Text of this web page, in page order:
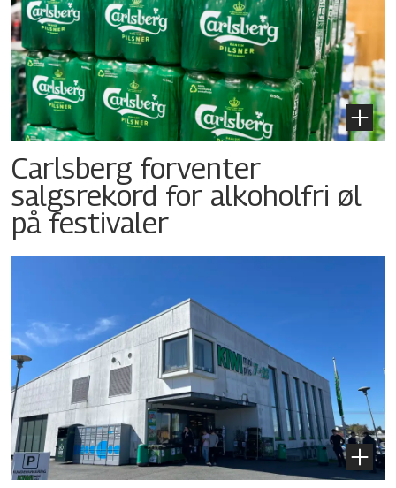
Carlsberg forventer
salgsrekord for alkoholfri øl
på festivaler